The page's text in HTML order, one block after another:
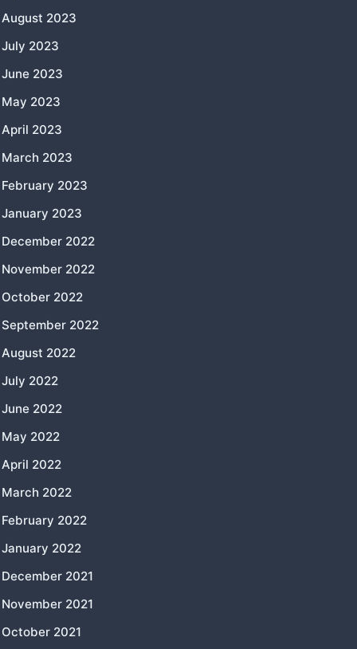
August 2023
July 2023
June 2023
May 2023
April 2023
March 2023
February 2023
January 2023
December 2022
November 2022
October 2022
September 2022
August 2022
July 2022
June 2022
May 2022
April 2022
March 2022
February 2022
January 2022
December 2021
November 2021
October 2021